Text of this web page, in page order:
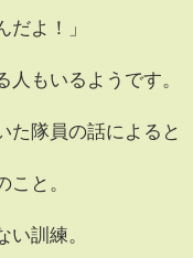
だよ！」
もいるようです。
た隊員の話によると
こと。
い訓練。